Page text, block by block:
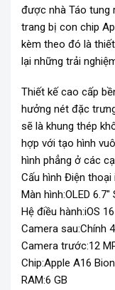
được nhà Táo tung
trang bị con chip
kèm theo đó là
lại những trải
Thiết kế cao cấp
hưởng nét đặc
sẽ là khung thép
hợp với tạo hình
hình phẳng ở các
Cấu hình Điện thoại
Màn hình:OLED
Hệ điều hành:iOS 16
Camera sau:Chính
Camera trước:12
Chip:Apple A16
RAM:6 GB